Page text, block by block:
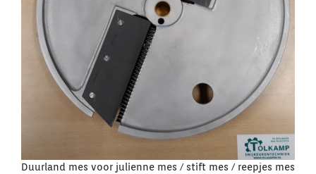
Duurland mes voor julienne mes / stift mes / reepjes mes